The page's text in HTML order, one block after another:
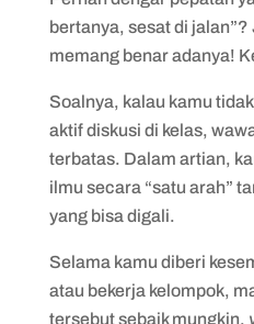
bertanya, sesat di
memang benar adanya!
Soalnya, kalau kamu
aktif diskusi di kelas,
terbatas. Dalam artian,
ilmu secara “satu arah”
yang bisa digali.
Selama kamu diberi
atau bekerja kelompok,
tersebut sebaik mungkin,